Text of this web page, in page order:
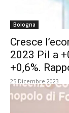
Bologna
Cresce
2023 Pil a
+0,6%.
25 Dicembre 2023